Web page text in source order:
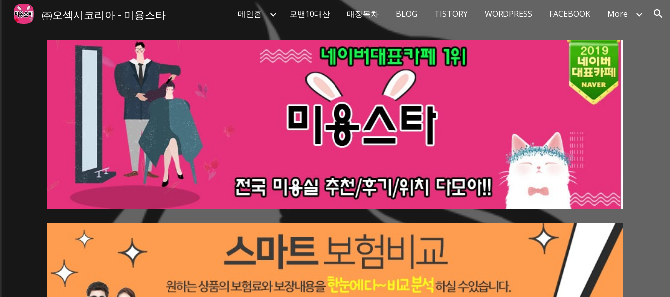
Skip to main content Skip to navigation
㈜오섹시코리아 - 미용스타 메인홈 모밴10대산 매장목차 BLOG TISTORY WORDPRESS FACEBOOK More